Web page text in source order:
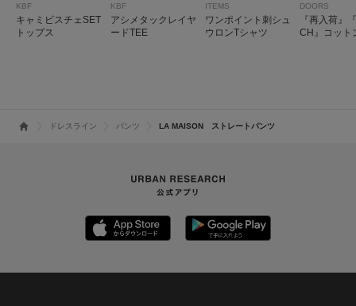
KBF
キャミビスチェSET
トップス
KBF
アシメタックレイヤ
ードTEE
ITEMS
ワンポイント刺シュ
ウロンTシャツ
DOORS
『再入荷』
CH』コット
ドレスライン パンツ LA MAISON ストレートパンツ